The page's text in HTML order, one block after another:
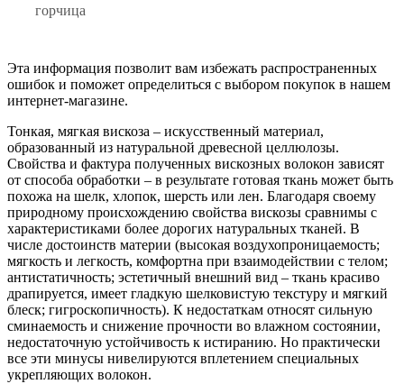
горчица
Эта информация позволит вам избежать распространенных
ошибок и поможет определиться с выбором покупок в нашем
интернет-магазине.
Тонкая, мягкая вискоза – искусственный материал,
образованный из натуральной древесной целлюлозы.
Свойства и фактура полученных вискозных волокон зависят
от способа обработки – в результате готовая ткань может быть
похожа на шелк, хлопок, шерсть или лен. Благодаря своему
природному происхождению свойства вискозы сравнимы с
характеристиками более дорогих натуральных тканей. В
числе достоинств материи (высокая воздухопроницаемость;
мягкость и легкость, комфортна при взаимодействии с телом;
антистатичность; эстетичный внешний вид – ткань красиво
драпируется, имеет гладкую шелковистую текстуру и мягкий
блеск; гигроскопичность). К недостаткам относят сильную
сминаемость и снижение прочности во влажном состоянии,
недостаточную устойчивость к истиранию. Но практически
все эти минусы нивелируются вплетением специальных
укрепляющих волокон.